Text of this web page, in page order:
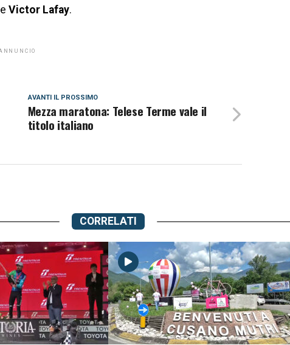
Victor Lafay.
AVANTI IL ​​PROSSIMO
Mezza maratona: Telese Terme vale il
titolo italiano
CORRELATI